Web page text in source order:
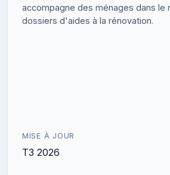
accompagne des ménages dans le
dossiers d'aides à la rénovation.
MISE À JOUR
T3 2026